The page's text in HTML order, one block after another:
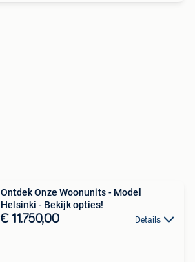
Ontdek Onze Woonunits - Model
Helsinki - Bekijk opties!
€ 11.750,00 Details